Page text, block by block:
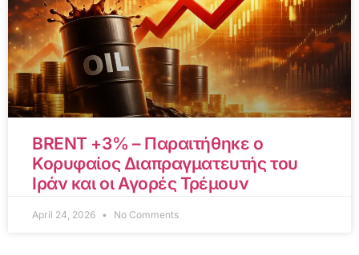
BRENT +3% – Παραιτήθηκε ο
Κορυφαίος Διαπραγματευτής του
Ιράν και οι Αγορές Τρέμουν
April 24, 2026 No Comments